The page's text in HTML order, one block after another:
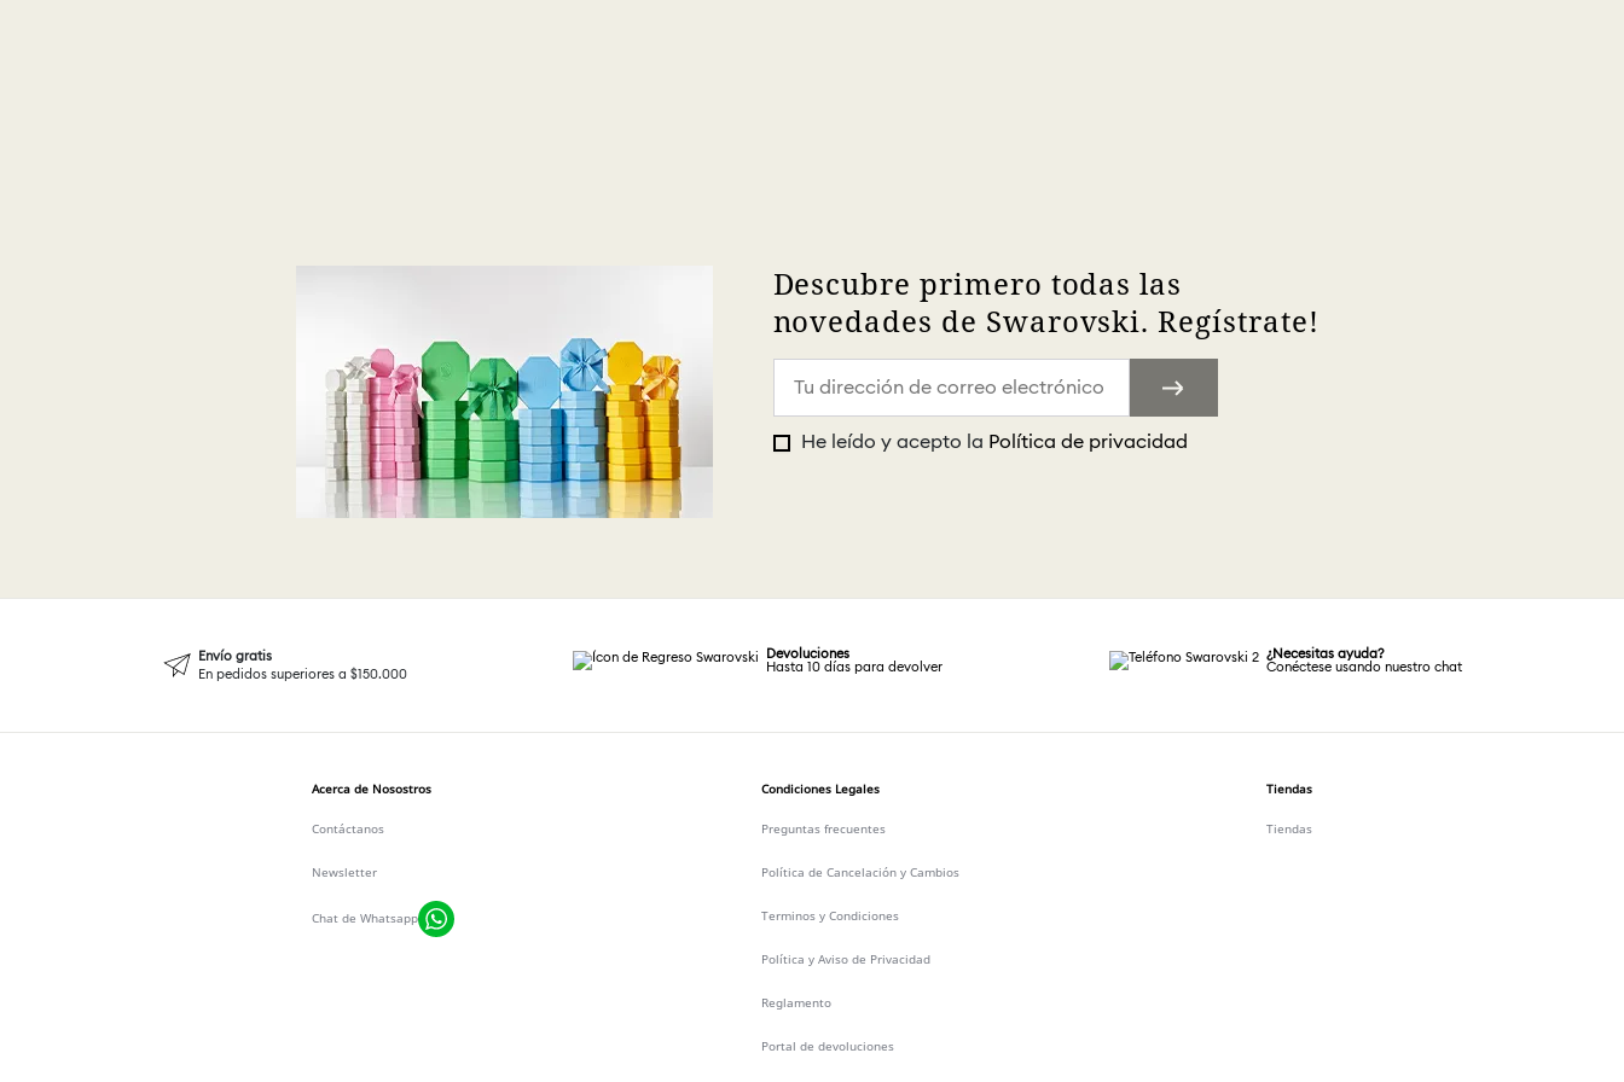
Descubre primero todas las
novedades de Swarovski. Regístrate!
He leído y acepto la Política de privacidad
Envío gratis
En pedidos superiores a $150.000
Devoluciones
Hasta 10 días para devolver
¿Necesitas ayuda?
Conéctese usando nuestro chat
Acerca de Nosostros
Contáctanos
Newsletter
Chat de Whatsapp
Condiciones Legales
Preguntas frecuentes
Política de Cancelación y Cambios
Terminos y Condiciones
Política y Aviso de Privacidad
Reglamento
Portal de devoluciones
Tiendas
Tiendas